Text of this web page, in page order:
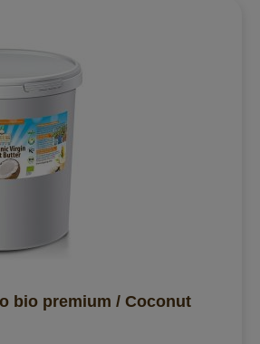
bio premium / Coconut